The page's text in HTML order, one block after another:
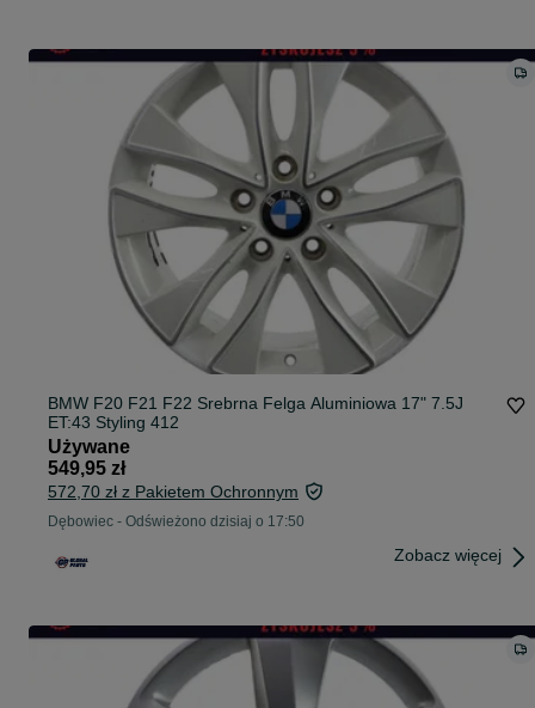
BMW F20 F21 F22 Srebrna Felga Aluminiowa 17" 7.5J
ET:43 Styling 412
Używane
549,95 zł
572,70 zł z Pakietem Ochronnym
Dębowiec - Odświeżono dzisiaj o 17:50
Zobacz więcej